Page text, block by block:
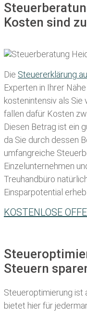
Kosten sind
Die Steuererklärung
Experten in Ihrer
kostenintensiv als Sie
fallen dafür Kosten
Diesen Betrag ist ein
da Sie durch dessen
umfangreiche
Einzelunternehmen
Treuhandbüro
Einsparpotential
KOSTENLOSE
Steuern
Steueroptimierung ist
bietet hier für